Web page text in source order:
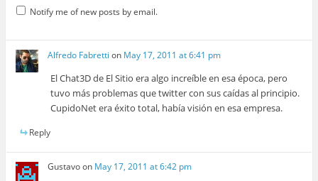
Notify me of new posts by email.
Alfredo Fabretti on May 17, 2011 at 6:41 pm
El Chat3D de El Sitio era algo increíble en esa época, pero
tuvo más problemas que twitter con sus caídas al principio.
CupidoNet era éxito total, había visión en esa empresa.
Reply
Gustavoon May 17, 2011 at 6:42 pm